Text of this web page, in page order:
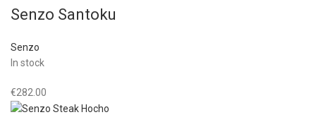
Senzo Santoku
Senzo
In stock
€282.00